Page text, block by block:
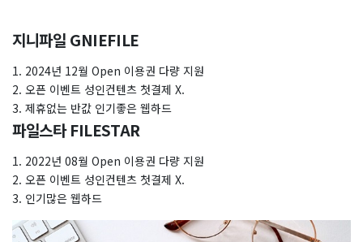
지니파일 GNIEFILE
1. 2024년 12월 Open 이용권 다량 지원
2. 오픈 이벤트 성인컨텐츠 첫결제 X.
3. 제휴없는 반값 인기좋은 웹하드
파일스타 FILESTAR
1. 2022년 08월 Open 이용권 다량 지원
2. 오픈 이벤트 성인컨텐츠 첫결제 X.
3. 인기많은 웹하드